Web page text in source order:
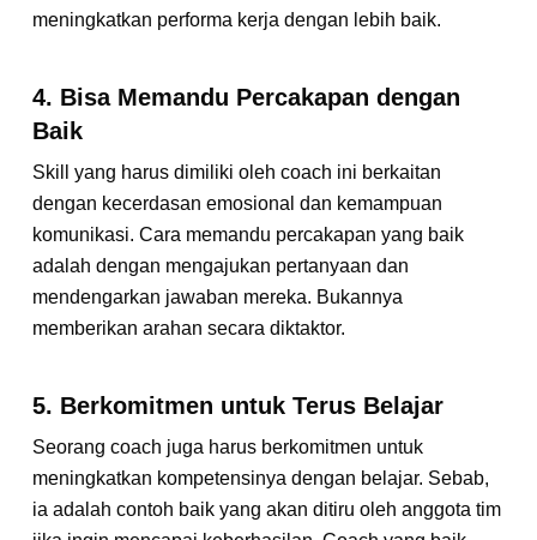
meningkatkan performa kerja dengan lebih baik.
4. Bisa Memandu Percakapan dengan
Baik
Skill yang harus dimiliki oleh coach ini berkaitan
dengan kecerdasan emosional dan kemampuan
komunikasi. Cara memandu percakapan yang baik
adalah dengan mengajukan pertanyaan dan
mendengarkan jawaban mereka. Bukannya
memberikan arahan secara diktaktor.
5. Berkomitmen untuk Terus Belajar
Seorang coach juga harus berkomitmen untuk
meningkatkan kompetensinya dengan belajar. Sebab,
ia adalah contoh baik yang akan ditiru oleh anggota tim